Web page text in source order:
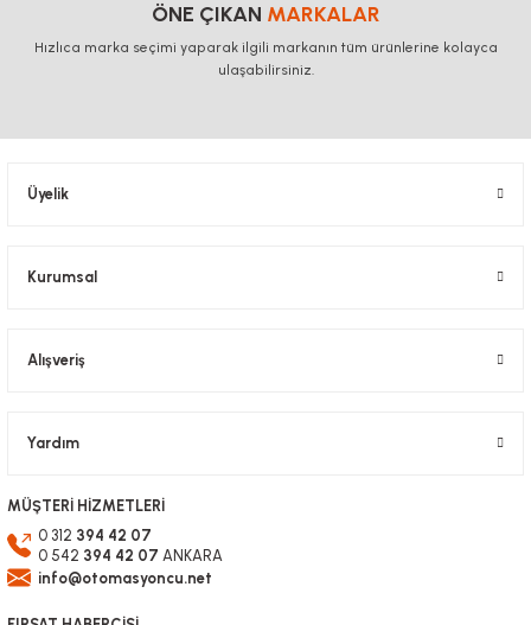
ÖNE ÇIKAN MARKALAR
Hızlıca marka seçimi yaparak ilgili markanın tüm ürünlerine kolayca
ulaşabilirsiniz.
Üyelik
Kurumsal
Alışveriş
Yardım
MÜŞTERİ HİZMETLERİ
0 312 394 42 07
0 542 394 42 07 ANKARA
info@otomasyoncu.net